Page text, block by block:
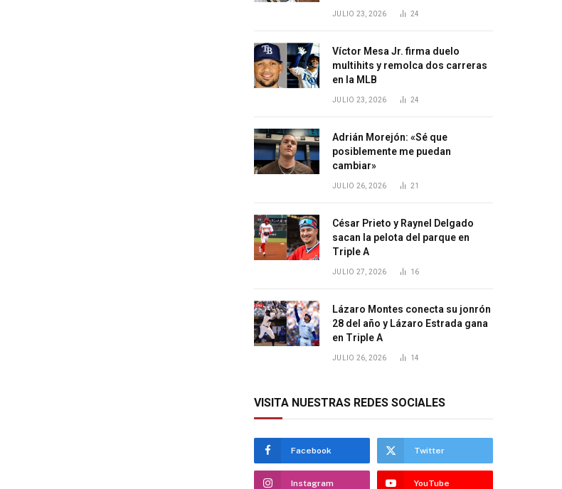
JULIO 23, 2026 24
Víctor Mesa Jr. firma duelo
multihits y remolca dos carreras
en la MLB
JULIO 23, 2026 24
Adrián Morejón: «Sé que
posiblemente me puedan
cambiar»
JULIO 26, 2026 21
César Prieto y Raynel Delgado
sacan la pelota del parque en
Triple A
JULIO 27, 2026 16
Lázaro Montes conecta su jonrón
28 del año y Lázaro Estrada gana
en Triple A
JULIO 26, 2026 14
VISITA NUESTRAS REDES SOCIALES
Facebook Twitter
Instagram YouTube